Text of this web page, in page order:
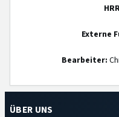
Externe
Bearbeiter:
ÜBER UNS